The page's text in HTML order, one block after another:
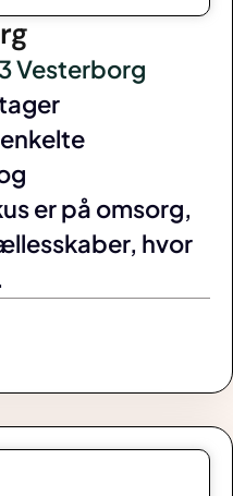
Vesterborg
er på omsorg,
hvor